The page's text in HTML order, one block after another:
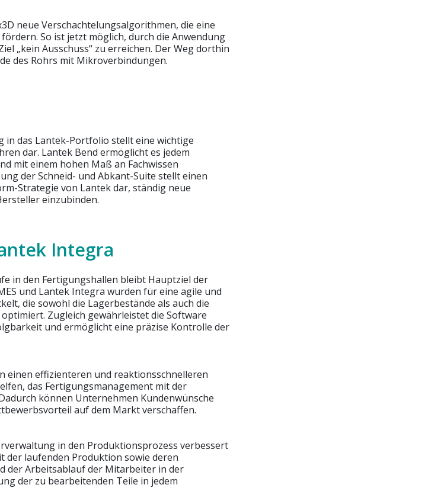
neue Verschachtelungsalgorithmen, die eine
So ist jetzt möglich, durch die Anwendung
„kein Ausschuss“ zu erreichen. Der Weg dorthin
des Rohrs mit Mikroverbindungen.
in das Lantek-Portfolio stellt eine wichtige
dar. Lantek Bend ermöglicht es jedem
mit einem hohen Maß an Fachwissen
der Schneid- und Abkant-Suite stellt einen
Strategie von Lantek dar, ständig neue
einzubinden.
Integra
in den Fertigungshallen bleibt Hauptziel der
und Lantek Integra wurden für eine agile und
die sowohl die Lagerbestände als auch die
Zugleich gewährleistet die Software
und ermöglicht eine präzise Kontrolle der
einen effizienteren und reaktionsschnelleren
das Fertigungsmanagement mit der
können Unternehmen Kundenwünsche
auf dem Markt verschaffen.
in den Produktionsprozess verbessert
der laufenden Produktion sowie deren
der Arbeitsablauf der Mitarbeiter in der
der zu bearbeitenden Teile in jedem